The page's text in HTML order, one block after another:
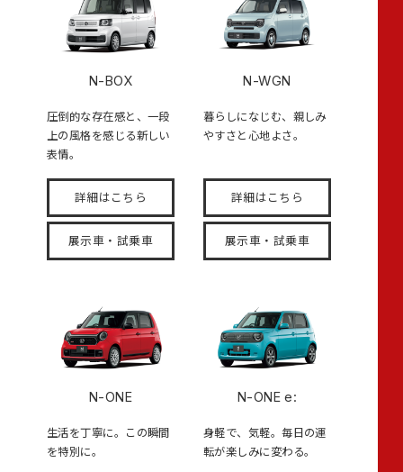
N-BOX
圧倒的な存在感と、一段
上の風格を感じる新しい
表情。
詳細はこちら
展示車・試乗車
N-WGN
暮らしになじむ、親しみ
やすさと心地よさ。
詳細はこちら
展示車・試乗車
N-ONE
生活を丁寧に。この瞬間
を特別に。
N-ONE e:
身軽で、気軽。毎日の運
転が楽しみに変わる。